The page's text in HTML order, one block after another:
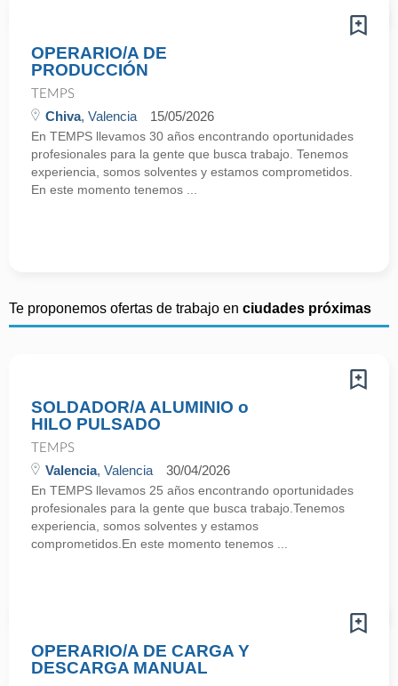
OPERARIO/A DE
PRODUCCIÓN
TEMPS
Chiva, Valencia 15/05/2026
En TEMPS llevamos 30 años encontrando oportunidades
profesionales para la gente que busca trabajo. Tenemos
experiencia, somos solventes y estamos comprometidos.
En este momento tenemos ...
Te proponemos ofertas de trabajo en ciudades próximas
SOLDADOR/A ALUMINIO o
HILO PULSADO
TEMPS
Valencia, Valencia 30/04/2026
En TEMPS llevamos 25 años encontrando oportunidades
profesionales para la gente que busca trabajo.Tenemos
experiencia, somos solventes y estamos
comprometidos.En este momento tenemos ...
OPERARIO/A DE CARGA Y
DESCARGA MANUAL